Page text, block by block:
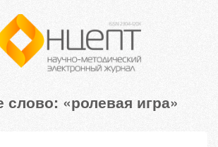
слово: «ролевая игра»